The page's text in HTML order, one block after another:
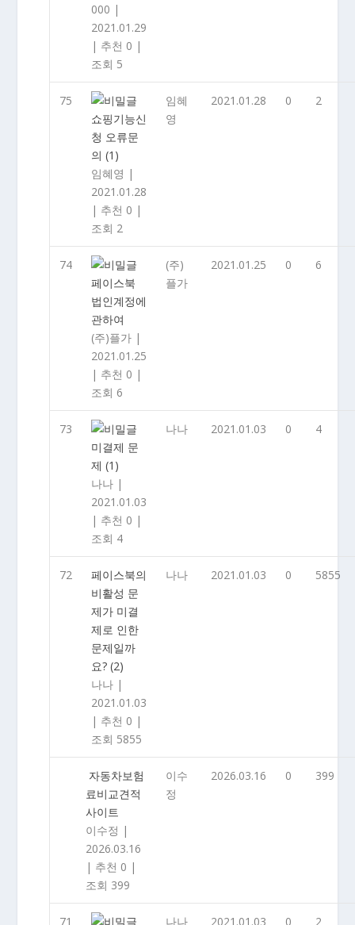
000 |
2021.01.29
| 추천 0 |
조회 5
75
쇼핑기능신
청 오류문
의(1)
임혜영 |
2021.01.28
| 추천 0 |
조회 2
임혜
영
2021.01.28 0 2
74
페이스북
법인계정에
관하여
(주)플가 |
2021.01.25
| 추천 0 |
조회 6
(주)
플가
2021.01.25 0 6
73
미결제 문
제(1)
나나 |
2021.01.03
| 추천 0 |
조회 4
나나 2021.01.03 0 4
72
페이스북의
비활성 문
제가 미결
제로 인한
문제일까
요?(2)
나나 |
2021.01.03
| 추천 0 |
조회 5855
나나 2021.01.03 0 5855
자동차보험
료비교견적
사이트
이수정 |
2026.03.16
| 추천 0 |
조회 399
이수
정
2026.03.16 0 399
71 나나 2021.01.03 0 2